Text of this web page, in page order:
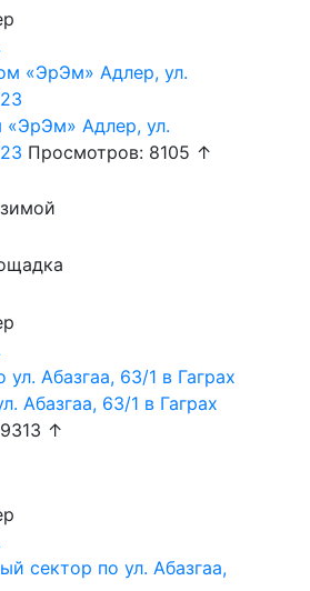
«ЭрЭм» Адлер, ул.
Просмотров: 8105 ↑
Абазгаа, 63/1 в Гаграх
↑